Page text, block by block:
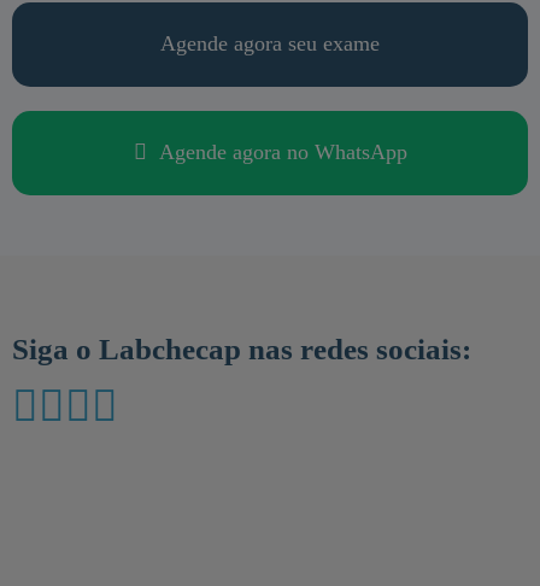
Agende agora seu exame
Agende agora no WhatsApp
Siga o Labchecap nas redes sociais: